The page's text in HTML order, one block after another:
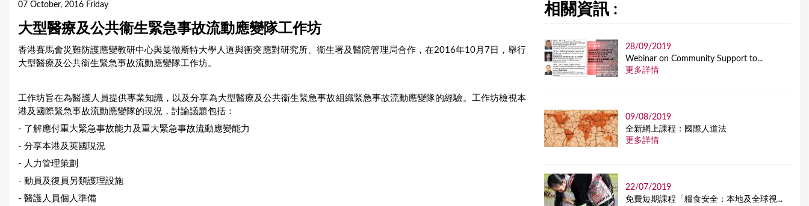
07 October, 2016 Friday
大型醫療及公共衞生緊急事故流動應變隊工作坊
香港賽馬會災難防護應變教研中心與曼徹斯特大學人道與衝突應對研究所、衞生署及醫院管理局合作，在2016年10月7日，舉行
大型醫療及公共衞生緊急事故流動應變隊工作坊。
工作坊旨在為醫護人員提供專業知識，以及分享為大型醫療及公共衞生緊急事故組織緊急事故流動應變隊的經驗。工作坊檢視本
港及國際緊急事故流動應變隊的現況，討論議題包括：
- 了解應付重大緊急事故能力及重大緊急事故流動應變能力
- 分享本港及英國現況
- 人力管理策劃
- 動員及復員另類護理設施
- 醫護人員個人準備
相關資訊 :
28/09/2019
Webinar on Community Support to...
更多詳情
09/08/2019
全新網上課程：國際人道法
更多詳情
22/07/2019
免費短期課程「糧食安全：本地及全球視...